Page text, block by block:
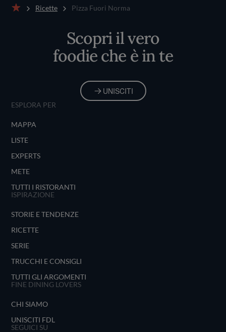
Ricette Pizza Fuori Norma
Scopri il vero
foodie che è in te
UNISCITI
ESPLORA PER
MAPPA
LISTE
EXPERTS
METE
TUTTI I RISTORANTI
ISPIRAZIONE
STORIE E TENDENZE
RICETTE
SERIE
TRUCCHI E CONSIGLI
TUTTI GLI ARGOMENTI
FINE DINING LOVERS
CHI SIAMO
UNISCITI FDL
SEGUICI SU